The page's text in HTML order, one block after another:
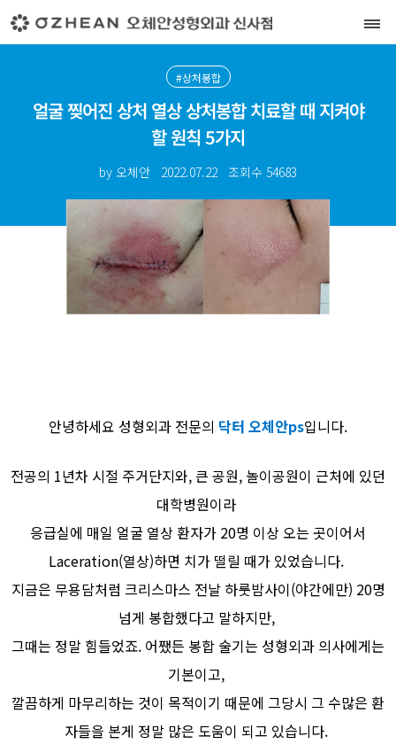
#상처봉합
얼굴 찢어진 상처 열상 상처봉합 치료할 때 지켜야
할 원칙 5가지
by 오체안 2022.07.22 조회수 54683
안녕하세요 성형외과 전문의 닥터 오체안ps입니다.
전공의 1년차 시절 주거단지와, 큰 공원, 놀이공원이 근처에 있던
대학병원이라
응급실에 매일 얼굴 열상 환자가 20명 이상 오는 곳이어서
Laceration(열상)하면 치가 떨릴 때가 있었습니다.
지금은 무용담처럼 크리스마스 전날 하룻밤사이(야간에만) 20명
넘게 봉합했다고 말하지만,
그때는 정말 힘들었죠. 어쨌든 봉합 술기는 성형외과 의사에게는
기본이고,
깔끔하게 마무리하는 것이 목적이기 때문에 그당시 그 수많은 환
자들을 본게 정말 많은 도움이 되고 있습니다.